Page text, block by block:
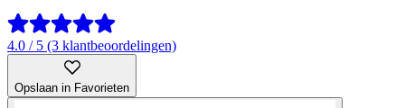
4.0 / 5 (3 klantbeoordelingen)
Opslaan in Favorieten